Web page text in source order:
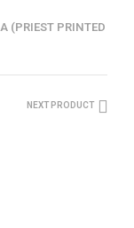
PRINTED
NEXT PRODUCT